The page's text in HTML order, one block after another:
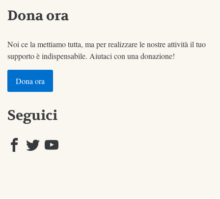
Dona ora
Noi ce la mettiamo tutta, ma per realizzare le nostre attività il tuo
supporto è indispensabile. Aiutaci con una donazione!
Dona ora
Seguici